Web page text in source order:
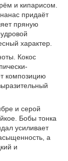
и кипарисом.
придаёт
пряную
характер.
Кокос
композицию
и серой
Бобы тонка
усиливает
а
и